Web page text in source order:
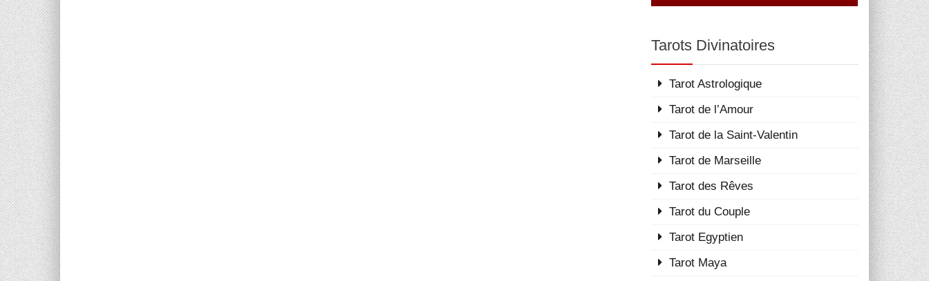
Tarots Divinatoires
Tarot Astrologique
Tarot de l’Amour
Tarot de la Saint-Valentin
Tarot de Marseille
Tarot des Rêves
Tarot du Couple
Tarot Egyptien
Tarot Maya